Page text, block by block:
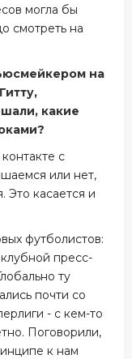
могла бы
смотреть на
на
какие
с
или нет,
касается и
футболистов:
пресс-
ту
почти со
- с кем-то
Поговорили,
к нам